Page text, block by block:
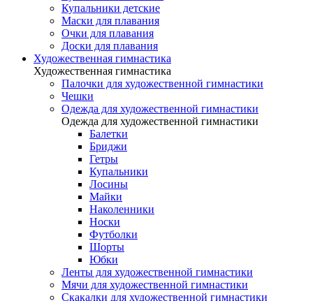
Купальники детские
Маски для плавания
Очки для плавания
Доски для плавания
Художественная гимнастика
Художественная гимнастика
Палочки для художественной гимнастики
Чешки
Одежда для художественной гимнастики
Одежда для художественной гимнастики
Балетки
Бриджи
Гетры
Купальники
Лосины
Майки
Наколенники
Носки
Футболки
Шорты
Юбки
Ленты для художественной гимнастики
Мячи для художественной гимнастики
Скакалки для художественной гимнастики